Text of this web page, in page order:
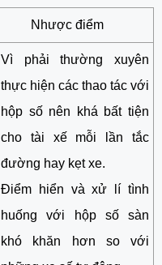
Nhược điểm
Vì phải thường xuyên
thực hiện các thao tác với
hộp số nên khá bất tiện
cho tài xế mỗi lần tắc
đường hay kẹt xe.
Điểm hiển và xử lí tình
huống với hộp số sàn
khó khăn hơn so với